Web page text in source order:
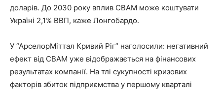
доларів. До 2030 року вплив CBAM може коштувати
Україні 2,1% ВВП, каже Лонгобардо.
У “АрселорМіттал Кривий Ріг” наголосили: негативний
ефект від CBAM уже відображається на фінансових
результатах компанії. На тлі сукупності кризових
факторів збиток підприємства у першому кварталі